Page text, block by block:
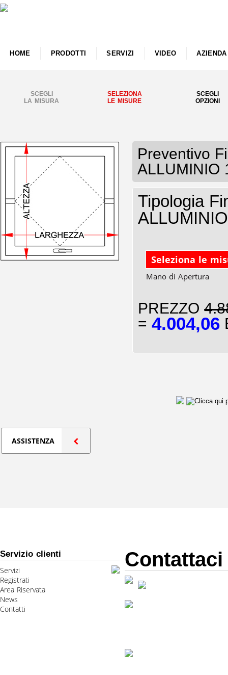
HOME PRODOTTI SERVIZI VIDEO AZIENDA
SCEGLI
LA MISURA
SELEZIONA
LE MISURE
SCEGLI
OPZIONI
Preventivo
ALLUMINIO
Tipologia
Seleziona le
Mano di Apertura
PREZZO
=4.004,06
ASSISTENZA
Servizio clienti
Servizi
Registrati
Area Riservata
News
Contatti
Contattaci